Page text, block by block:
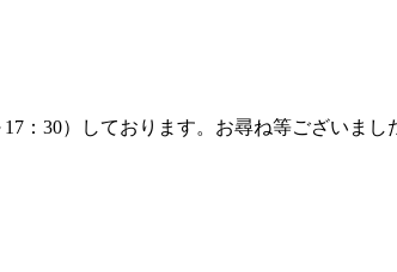
30）しております。お尋ね等ございまし